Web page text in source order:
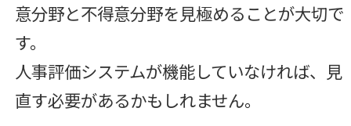
意分野と不得意分野を見極めることが大切で
す。
人事評価システムが機能していなければ、見
直す必要があるかもしれません。